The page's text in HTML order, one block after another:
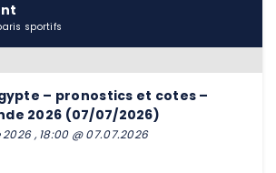
sportifs
– pronostics et cotes –
2026 (07/07/2026)
, 18:00 @ 07.07.2026